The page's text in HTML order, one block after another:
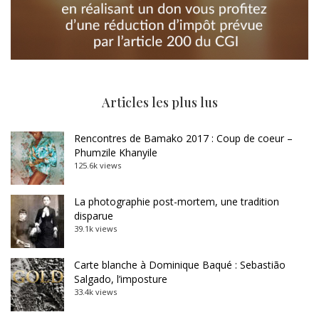
Articles les plus lus
Rencontres de Bamako 2017 : Coup de coeur –
Phumzile Khanyile
125.6k views
La photographie post-mortem, une tradition
disparue
39.1k views
Carte blanche à Dominique Baqué : Sebastião
Salgado, l’imposture
33.4k views